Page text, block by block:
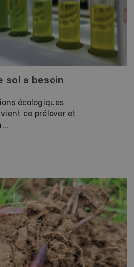
sol a besoin
écologiques
de prélever et